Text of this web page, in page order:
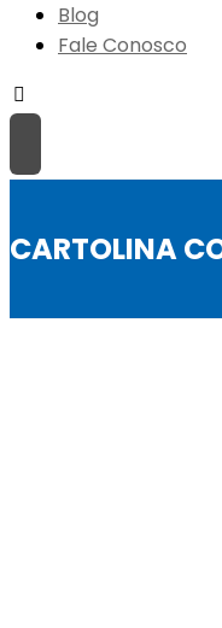
Blog
Fale Conosco
CARTOLINA